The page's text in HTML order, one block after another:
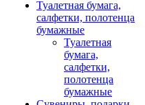
Туалетная бумага,
салфетки, полотенца
бумажные
Туалетная
бумага,
салфетки,
полотенца
бумажные